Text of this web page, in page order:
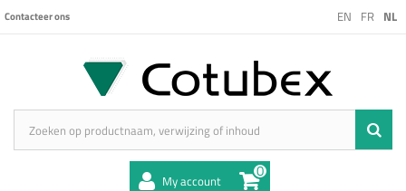
EN FR NL
Contacteer ons
My account 0